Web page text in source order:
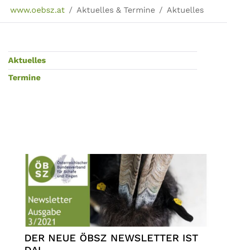
www.oebsz.at Aktuelles & Termine Aktuelles
Aktuelles
Termine
DER NEUE ÖBSZ NEWSLETTER IST